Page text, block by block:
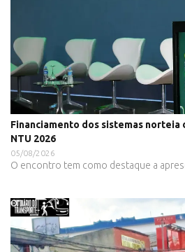
Financiamento dos sistemas norteia
NTU 2026
05/08/2026
O encontro tem como destaque a